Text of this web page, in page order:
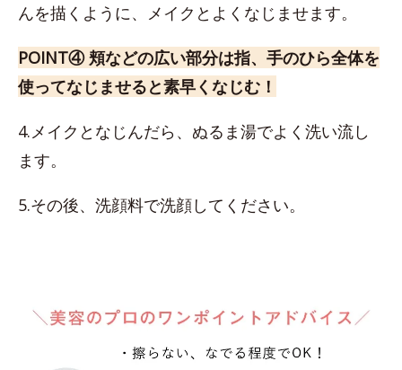
んを描くように、メイクとよくなじませます。
POINT④ 頬などの広い部分は指、手のひら全体を
使ってなじませると素早くなじむ！
4.メイクとなじんだら、ぬるま湯でよく洗い流し
ます。
5.その後、洗顔料で洗顔してください。